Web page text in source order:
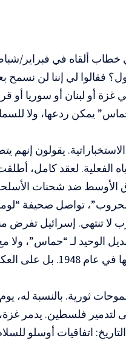
خطاب ألقاه في فبراير/
تشرين الأول؟ فقالوا لي إننا
أو لبنان أو سوريا أو
يمكن ردعها، ولا
يقولون
الفعلية. لعقد كامل،
الأوسط ضد شحنات
تواصل صحيفة
لا تنتهي. إسرائيل تفرض
الوحيد لـ “حماس”، ولا مع
لرسم حدود ما تزال غامضة
لتدمير فلسطين. يدمر